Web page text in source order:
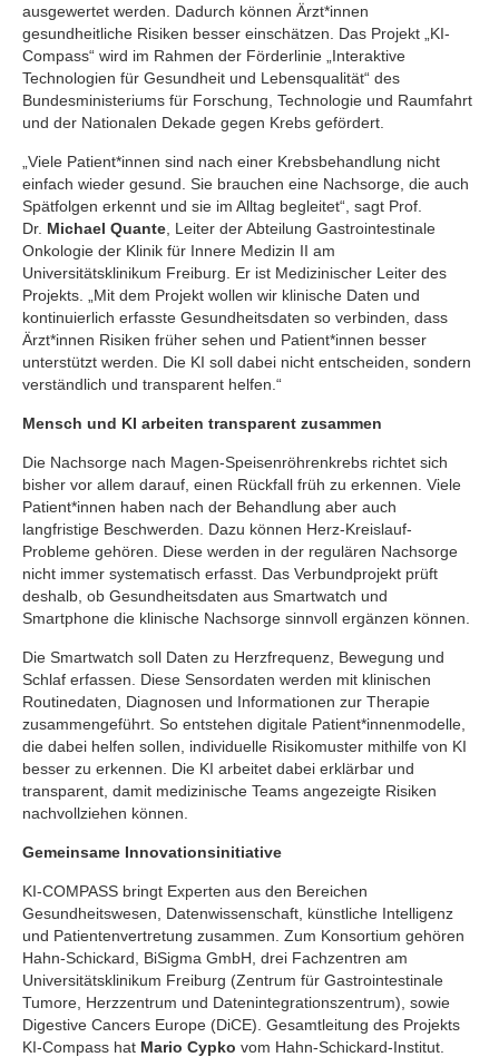
ausgewertet werden. Dadurch können Ärzt*innen
gesundheitliche Risiken besser einschätzen. Das Projekt „KI-
Compass“ wird im Rahmen der Förderlinie „Interaktive
Technologien für Gesundheit und Lebensqualität“ des
Bundesministeriums für Forschung, Technologie und Raumfahrt
und der Nationalen Dekade gegen Krebs gefördert.
„Viele Patient*innen sind nach einer Krebsbehandlung nicht
einfach wieder gesund. Sie brauchen eine Nachsorge, die auch
Spätfolgen erkennt und sie im Alltag begleitet“, sagt Prof.
Dr. Michael Quante , Leiter der Abteilung Gastrointestinale
Onkologie der Klinik für Innere Medizin II am
Universitätsklinikum Freiburg. Er ist Medizinischer Leiter des
Projekts. „Mit dem Projekt wollen wir klinische Daten und
kontinuierlich erfasste Gesundheitsdaten so verbinden, dass
Ärzt*innen Risiken früher sehen und Patient*innen besser
unterstützt werden. Die KI soll dabei nicht entscheiden, sondern
verständlich und transparent helfen.“
Mensch und KI arbeiten transparent zusammen
Die Nachsorge nach Magen-Speisenröhrenkrebs richtet sich
bisher vor allem darauf, einen Rückfall früh zu erkennen. Viele
Patient*innen haben nach der Behandlung aber auch
langfristige Beschwerden. Dazu können Herz-Kreislauf-
Probleme gehören. Diese werden in der regulären Nachsorge
nicht immer systematisch erfasst. Das Verbundprojekt prüft
deshalb, ob Gesundheitsdaten aus Smartwatch und
Smartphone die klinische Nachsorge sinnvoll ergänzen können.
Die Smartwatch soll Daten zu Herzfrequenz, Bewegung und
Schlaf erfassen. Diese Sensordaten werden mit klinischen
Routinedaten, Diagnosen und Informationen zur Therapie
zusammengeführt. So entstehen digitale Patient*innenmodelle,
die dabei helfen sollen, individuelle Risikomuster mithilfe von KI
besser zu erkennen. Die KI arbeitet dabei erklärbar und
transparent, damit medizinische Teams angezeigte Risiken
nachvollziehen können.
Gemeinsame Innovationsinitiative
KI-COMPASS bringt Experten aus den Bereichen
Gesundheitswesen, Datenwissenschaft, künstliche Intelligenz
und Patientenvertretung zusammen. Zum Konsortium gehören
Hahn-Schickard, BiSigma GmbH, drei Fachzentren am
Universitätsklinikum Freiburg (Zentrum für Gastrointestinale
Tumore, Herzzentrum und Datenintegrationszentrum), sowie
Digestive Cancers Europe (DiCE). Gesamtleitung des Projekts
KI-Compass hat Mario Cypko vom Hahn-Schickard-Institut.